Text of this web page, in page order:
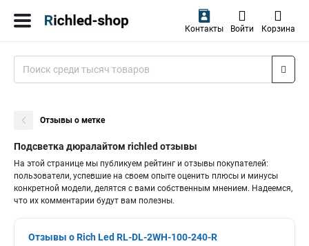
Контакты Войти Корзина
Отзывы о метке
Подсветка дюралайтом richled отзывы
На этой странице мы публикуем рейтинг и отзывы покупателей:
пользователи, успевшие на своем опыте оценить плюсы и минусы
конкретной модели, делятся с вами собственным мнением. Надеемся,
что их комментарии будут вам полезны.
Отзывы о Rich Led RL-DL-2WH-100-240-R